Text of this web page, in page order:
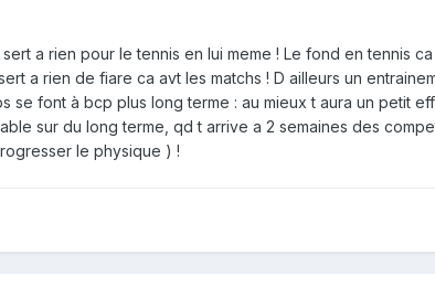
a rien pour le tennis en lui meme ! Le fond en tennis
a rien de fiare ca avt les matchs ! D ailleurs un
font à bcp plus long terme : au mieux t aura un petit
sur du long terme, qd t arrive a 2 semaines des
le physique ) !